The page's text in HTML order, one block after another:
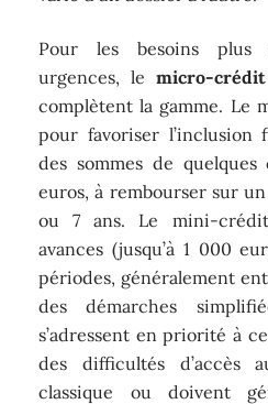
Pour les besoins plus
urgences, le micro-crédit
complètent la gamme. Le
pour favoriser l’inclusion
des sommes de
euros, à rembourser sur
ou 7 ans. Le mini-
avances (jusqu’à 1 000
périodes, généralement
des démarches
s’adressent en priorité à
des difficultés d’accès
classique ou doivent